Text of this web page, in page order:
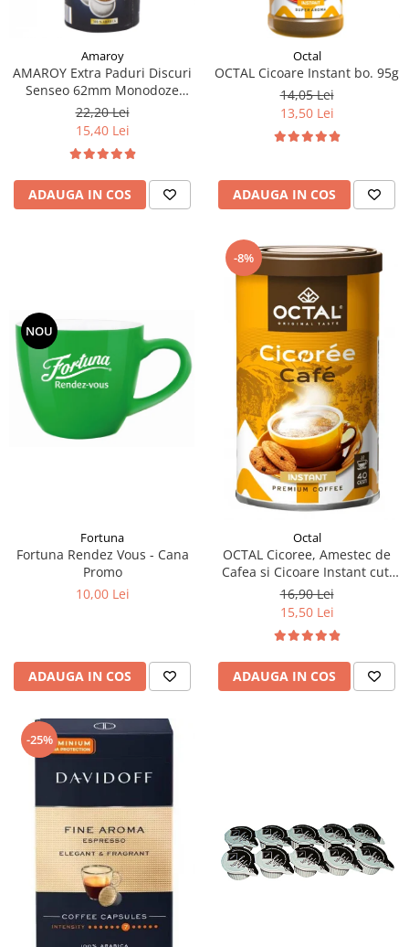
Amaroy
AMAROY Extra Paduri Discuri
Senseo 62mm Monodoze
20buc 140g
22,20 Lei
15,40 Lei
ADAUGA IN COS
Octal
OCTAL Cicoare Instant bo. 95g
14,05 Lei
13,50 Lei
ADAUGA IN COS
NOU
Fortuna
Fortuna Rendez Vous - Cana
Promo
10,00 Lei
ADAUGA IN COS
-8%
Octal
OCTAL Cicoree, Amestec de
Cafea si Cicoare Instant cut.
100g
16,90 Lei
15,50 Lei
ADAUGA IN COS
-25%